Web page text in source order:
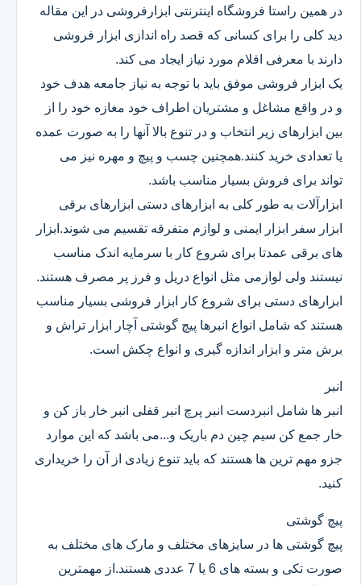
در همین راستا فروشگاه اینترنتی ابزارفروشی در این مقاله
دید کلی را برای کسانی که قصد راه اندازی ابزار فروشی
دارند با معرفی اقلام مورد نیاز ایجاد می کند.
یک ابزار فروشی موفق باید با توجه به نیاز جامعه هدف خود
و در واقع مشاغل و مشتریان اطراف خود مغازه خود را از
بین ابزارهای زیر انتخاب و در تنوع بالا آنها را به صورت عمده
یا تعدادی خرید کنند.همچنین چسب و پیچ و مهره نیز می
تواند برای فروش بسیار مناسب باشد.
ابزارآلات به طور کلی به ابزارهای دستی ابزارهای برقی
ابزار سفر ابزار ایمنی و لوازم متفرقه تقسیم می شوند.ابزار
های برقی عمدتا برای شروع کار با سرمایه اندک مناسب
نیستند ولی لوازمی مثل انواع دریل و فرز پر مصرف هستند.
ابزارهای دستی برای شروع کار ابزار فروشی بسیار مناسب
هستند که شامل انواع انبرها پیچ گوشتی آچار ابزار تراش و
برش متر و ابزار اندازه گیری و انواع چکش است.
انبر
انبر ها شامل انبردست انبر پرچ انبر قفلی انبر خار باز کن و
خار جمع کن سیم چین دم باریک و...می باشد که این موارد
جزو مهم ترین ها هستند که باید تنوع زیادی از آن را خریداری
کنید.
پیچ گوشتی
پیچ گوشتی ها در سایزهای مختلف و مارک های مختلف به
صورت تکی و بسته های 6 یا 7 عددی هستند.از مهمترین